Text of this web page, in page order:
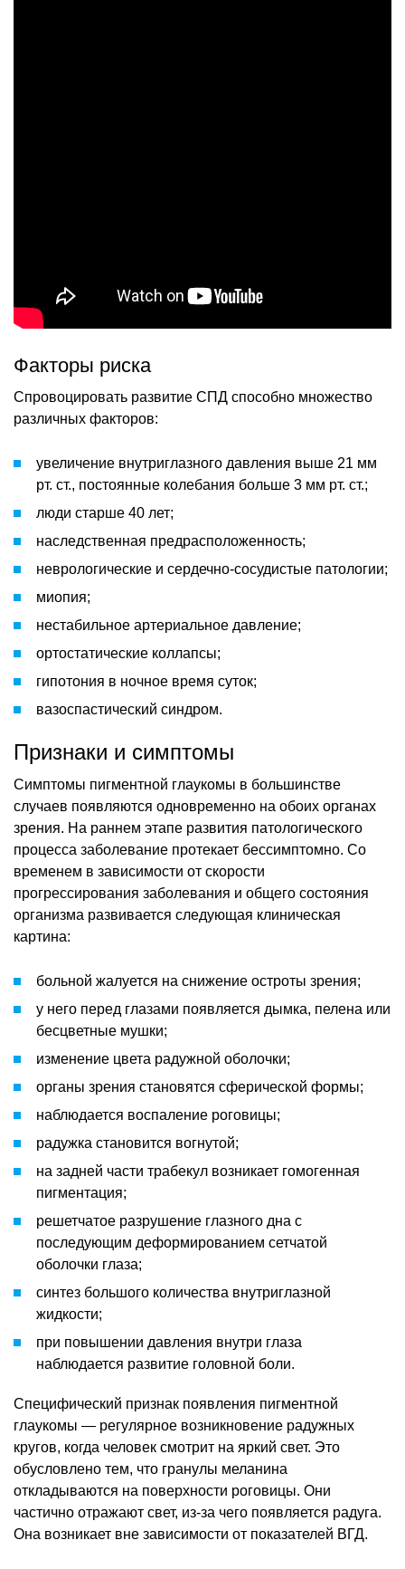
Факторы риска
Спровоцировать развитие СПД способно множество
различных факторов:
увеличение внутриглазного давления выше 21 мм
рт. ст., постоянные колебания больше 3 мм рт. ст.;
люди старше 40 лет;
наследственная предрасположенность;
неврологические и сердечно-сосудистые патологии;
миопия;
нестабильное артериальное давление;
ортостатические коллапсы;
гипотония в ночное время суток;
вазоспастический синдром.
Признаки и симптомы
Симптомы пигментной глаукомы в большинстве
случаев появляются одновременно на обоих органах
зрения. На раннем этапе развития патологического
процесса заболевание протекает бессимптомно. Со
временем в зависимости от скорости
прогрессирования заболевания и общего состояния
организма развивается следующая клиническая
картина:
больной жалуется на снижение остроты зрения;
у него перед глазами появляется дымка, пелена или
бесцветные мушки;
изменение цвета радужной оболочки;
органы зрения становятся сферической формы;
наблюдается воспаление роговицы;
радужка становится вогнутой;
на задней части трабекул возникает гомогенная
пигментация;
решетчатое разрушение глазного дна с
последующим деформированием сетчатой
оболочки глаза;
синтез большого количества внутриглазной
жидкости;
при повышении давления внутри глаза
наблюдается развитие головной боли.
Специфический признак появления пигментной
глаукомы — регулярное возникновение радужных
кругов, когда человек смотрит на яркий свет. Это
обусловлено тем, что гранулы меланина
откладываются на поверхности роговицы. Они
частично отражают свет, из-за чего появляется радуга.
Она возникает вне зависимости от показателей ВГД.